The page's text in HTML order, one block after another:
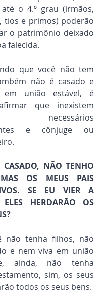
o 4.º grau (irmãos,
tios e primos) poderão
o patrimônio deixado
falecida.
que você não tem
não é casado e
em união estável, é
que inexistem
necessários
e cônjuge ou
NÃO TENHO
OS MEUS PAIS
SE EU VIER A
ELES HERDARÃO OS
não tenha filhos, não
e nem viva em união
ainda, não tenha
sim, os seus
todos os seus bens.